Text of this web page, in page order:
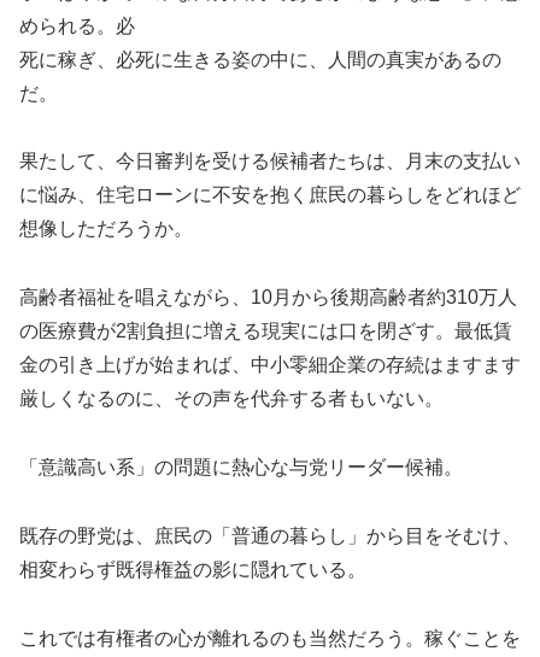
められる。必
死に稼ぎ、必死に生きる姿の中に、人間の真実があるの
だ。
果たして、今日審判を受ける候補者たちは、月末の支払い
に悩み、住宅ローンに不安を抱く庶民の暮らしをどれほど
想像しただろうか。
高齢者福祉を唱えながら、10月から後期高齢者約310万人
の医療費が2割負担に増える現実には口を閉ざす。最低賃
金の引き上げが始まれば、中小零細企業の存続はますます
厳しくなるのに、その声を代弁する者もいない。
「意識高い系」の問題に熱心な与党リーダー候補。
既存の野党は、庶民の「普通の暮らし」から目をそむけ、
相変わらず既得権益の影に隠れている。
これでは有権者の心が離れるのも当然だろう。稼ぐことを